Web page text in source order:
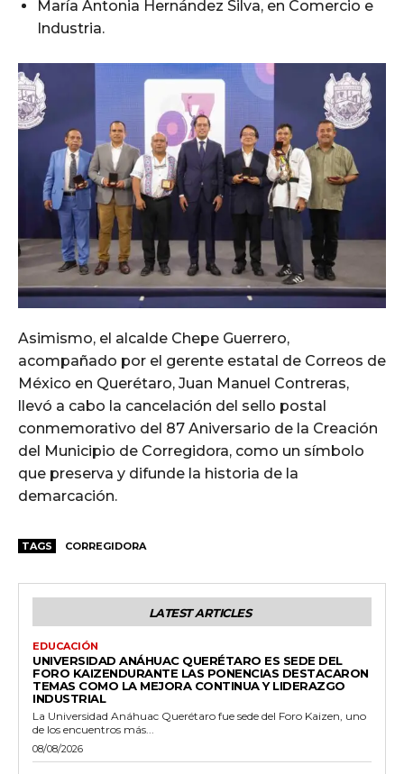
María Antonia Hernández Silva, en Comercio e
Industria.
Asimismo, el alcalde Chepe Guerrero,
acompañado por el gerente estatal de Correos de
México en Querétaro, Juan Manuel Contreras,
llevó a cabo la cancelación del sello postal
conmemorativo del 87 Aniversario de la Creación
del Municipio de Corregidora, como un símbolo
que preserva y difunde la historia de la
demarcación.
TAGS CORREGIDORA
LATEST ARTICLES
EDUCACIÓN
UNIVERSIDAD ANÁHUAC QUERÉTARO ES SEDE DEL
FORO KAIZENDURANTE LAS PONENCIAS DESTACARON
TEMAS COMO LA MEJORA CONTINUA Y LIDERAZGO
INDUSTRIAL
La Universidad Anáhuac Querétaro fue sede del Foro Kaizen, uno
de los encuentros más...
08/08/2026